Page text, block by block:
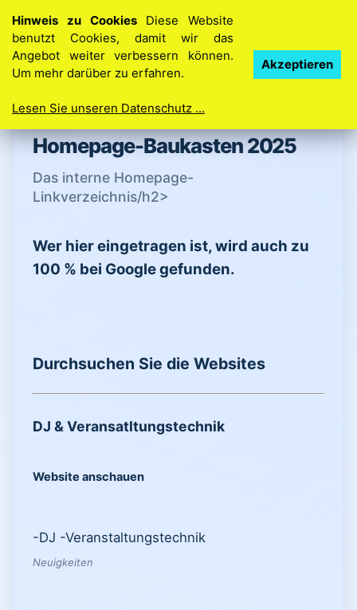
Ihre Idee. Ihre Homepage. So einfach geht’s
Homepage-Baukasten 2025
Das interne Homepage-
Linkverzeichnis⁣/h2>
Wer hier eingetragen ist, wird auch zu
100 % bei Google gefunden.
Durchsuchen Sie die Websites
DJ & Veransatltungstechnik
Website anschauen
-DJ -Veranstaltungstechnik
Neuigkeiten
Hinweis zu CookiesDiese Website
benutzt Cookies, damit wir das
Angebot weiter verbessern können.
Um mehr darüber zu erfahren.
Lesen Sie unseren Datenschutz ...
Akzeptieren